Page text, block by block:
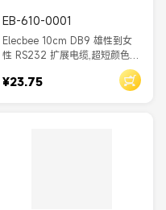
EB-610-0001
Elecbee 10cm DB9 雄性到女
性 RS232 扩展电缆,超短颜色编
码的扁平丝带串引线,1:1 直通
COM 端口电缆
¥23.75